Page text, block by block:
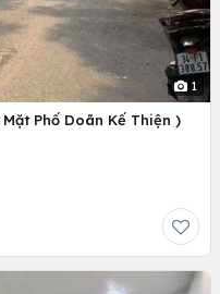
1
Phố Doãn Kế Thiện )